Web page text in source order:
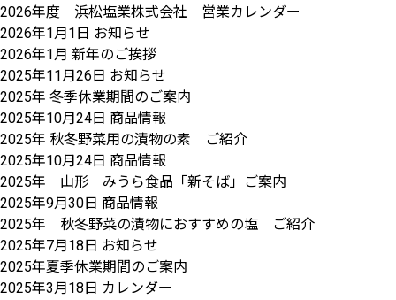
2026年度 浜松塩業株式会社 営業カレンダー
2026年1月1日 お知らせ
2026年1月 新年のご挨拶
2025年11月26日 お知らせ
2025年 冬季休業期間のご案内
2025年10月24日 商品情報
2025年 秋冬野菜用の漬物の素 ご紹介
2025年10月24日 商品情報
2025年 山形 みうら食品「新そば」ご案内
2025年9月30日 商品情報
2025年 秋冬野菜の漬物におすすめの塩 ご紹介
2025年7月18日 お知らせ
2025年夏季休業期間のご案内
2025年3月18日 カレンダー